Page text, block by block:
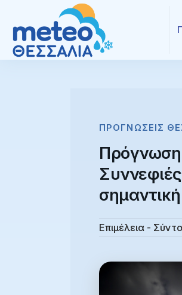
ΠΡΟΓΝΏΣΕΙΣ
Πρόγνωση
Επιμέλεια -